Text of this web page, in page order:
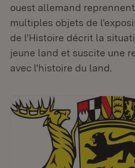
ouest allemand
multiples objets de
de l'Histoire décrit la
jeune land et suscite une
avec l'histoire du land.